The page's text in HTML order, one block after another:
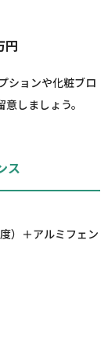
円
ションや化粧ブロ
しましょう。
ス
）＋アルミフェン